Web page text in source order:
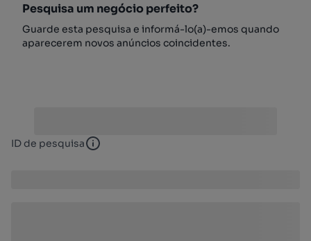
Pesquisa um negócio perfeito?
Guarde esta pesquisa e informá-lo(a)-emos quando
aparecerem novos anúncios coincidentes.
ID de pesquisa ID de pesquisa